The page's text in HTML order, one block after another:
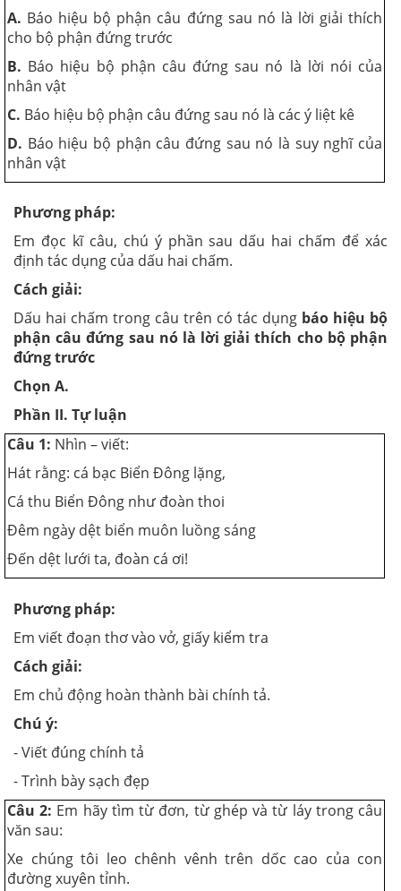
A. Báo hiệu bộ phận câu đứng sau nó là lời giải thích
cho bộ phận đứng trước
B. Báo hiệu bộ phận câu đứng sau nó là lời nói của
nhân vật
C. Báo hiệu bộ phận câu đứng sau nó là các ý liệt kê
D. Báo hiệu bộ phận câu đứng sau nó là suy nghĩ của
nhân vật
Phương pháp:
Em đọc kĩ câu, chú ý phần sau dấu hai chấm để xác
định tác dụng của dấu hai chấm.
Cách giải:
Dấu hai chấm trong câu trên có tác dụng báo hiệu bộ
phận câu đứng sau nó là lời giải thích cho bộ phận
đứng trước
Chọn A.
Phần II. Tự luận
Câu 1: Nhìn – viết:
Hát rằng: cá bạc Biển Đông lặng,
Cá thu Biển Đông như đoàn thoi
Đêm ngày dệt biển muôn luồng sáng
Đến dệt lưới ta, đoàn cá ơi!
Phương pháp:
Em viết đoạn thơ vào vở, giấy kiểm tra
Cách giải:
Em chủ động hoàn thành bài chính tả.
Chú ý:
- Viết đúng chính tả
- Trình bày sạch đẹp
Câu 2: Em hãy tìm từ đơn, từ ghép và từ láy trong câu
văn sau:
Xe chúng tôi leo chênh vênh trên dốc cao của con
đường xuyên tỉnh.